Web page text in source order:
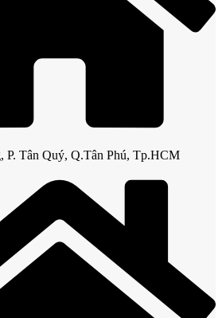
P. Tân Quý, Q.Tân Phú, Tp.HCM